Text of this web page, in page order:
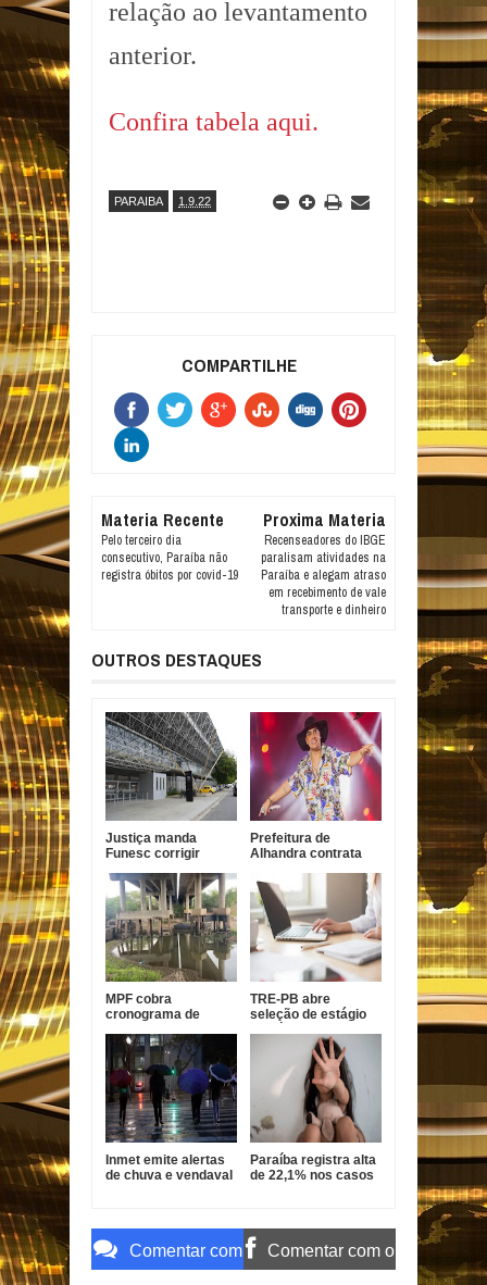
relação ao levantamento
anterior.
Confira tabela aqui.
PARAIBA 1.9.22
COMPARTILHE
Materia Recente
Pelo terceiro dia
consecutivo, Paraíba não
registra óbitos por covid-19
Proxima Materia
Recenseadores do IBGE
paralisam atividades na
Paraíba e alegam atraso
em recebimento de vale
transporte e dinheiro
OUTROS DESTAQUES
Justiça manda
Funesc corrigir
incêndio em João
Pessoa
Prefeitura de
Alhandra contrata
por R$ 750 mil para
show da festa da
padroeira
MPF cobra
cronograma de
BR-101 na Paraíba
TRE-PB abre
seleção de estágio
com bolsa de R$ 1,8
Inmet emite alertas
de chuva e vendaval
Paraíba registra alta
de 22,1% nos casos
Comentar com Comentar com o